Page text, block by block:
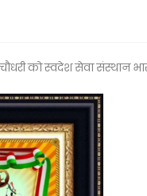
को स्वदेश सेवा संस्थान भारत